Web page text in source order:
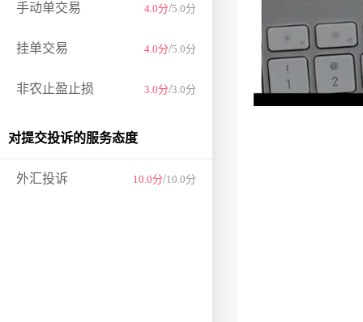
手动单交易 4.0分/5.0分
挂单交易 4.0分/5.0分
非农止盈止损 3.0分/3.0分
对提交投诉的服务态度
外汇投诉 10.0分/10.0分